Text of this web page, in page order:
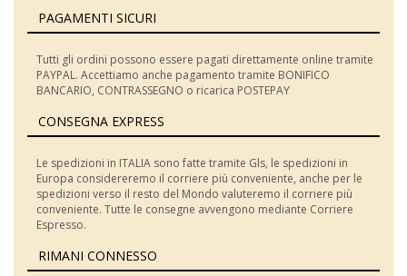
PAGAMENTI SICURI
Tutti gli ordini possono essere pagati direttamente online tramite
PAYPAL. Accettiamo anche pagamento tramite BONIFICO
BANCARIO, CONTRASSEGNO o ricarica POSTEPAY
CONSEGNA EXPRESS
Le spedizioni in ITALIA sono fatte tramite Gls, le spedizioni in
Europa considereremo il corriere più conveniente, anche per le
spedizioni verso il resto del Mondo valuteremo il corriere più
conveniente. Tutte le consegne avvengono mediante Corriere
Espresso.
RIMANI CONNESSO